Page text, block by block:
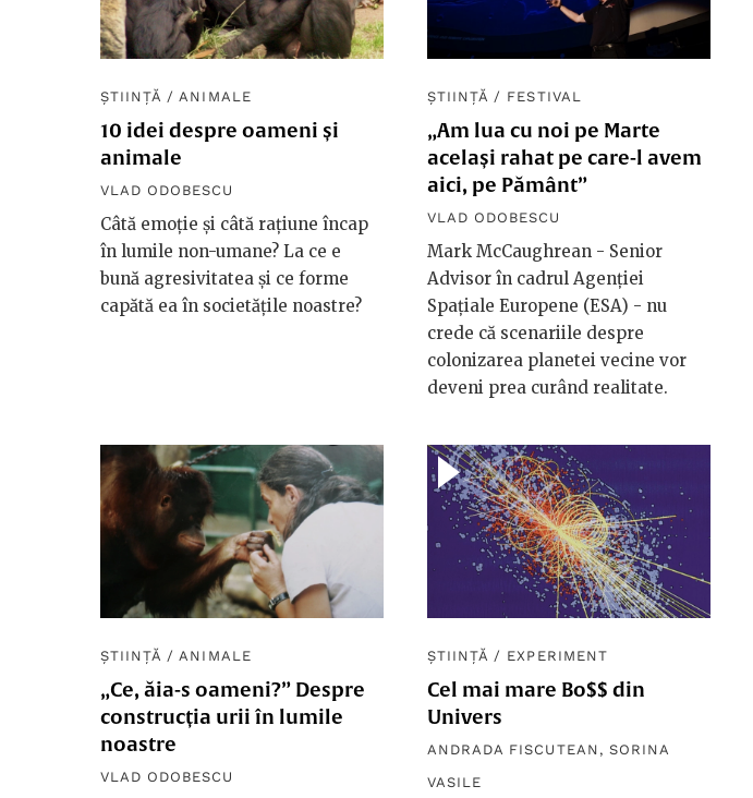
ȘTIINȚĂ / ANIMALE
10 idei despre oameni și
animale
VLAD ODOBESCU
Câtă emoție și câtă rațiune încap
în lumile non-umane? La ce e
bună agresivitatea și ce forme
capătă ea în societățile noastre?
ȘTIINȚĂ / FESTIVAL
„Am lua cu noi pe Marte
același rahat pe care-l avem
aici, pe Pământ”
VLAD ODOBESCU
Mark McCaughrean - Senior
Advisor în cadrul Agenţiei
Spaţiale Europene (ESA) - nu
crede că scenariile despre
colonizarea planetei vecine vor
deveni prea curând realitate.
ȘTIINȚĂ / ANIMALE
„Ce, ăia-s oameni?” Despre
construcția urii în lumile
noastre
VLAD ODOBESCU
ȘTIINȚĂ / EXPERIMENT
Cel mai mare Bo$$ din
Univers
ANDRADA FISCUTEAN , SORINA
VASILE